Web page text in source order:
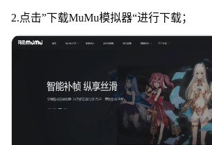
2.点击”下载MuMu模拟器“进行下载；